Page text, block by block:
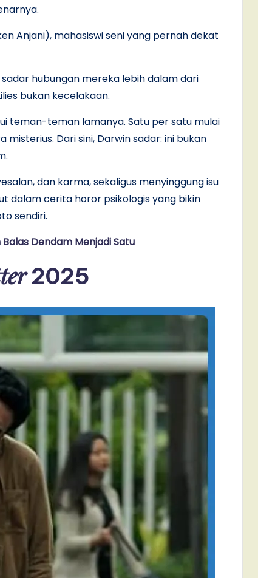
Anjani), mahasiswi seni yang pernah dekat
hubungan mereka lebih dalam dari
bukan kecelakaan.
teman-teman lamanya. Satu per satu mulai
Dari sini, Darwin sadar: ini bukan
dan karma, sekaligus menyinggung isu
dalam cerita horor psikologis yang bikin
sendiri.
Dendam Menjadi Satu
2025